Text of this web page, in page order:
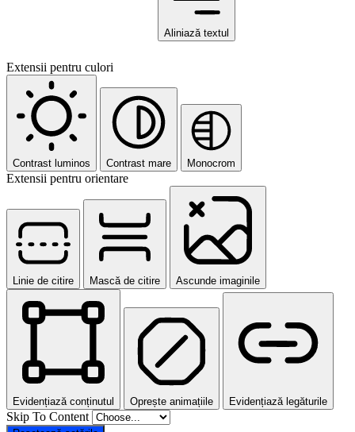
Aliniază textul
Extensii pentru culori
Contrast luminos Contrast mare Monocrom
Extensii pentru orientare
Linie de citire Mască de citire Ascunde imaginile
Evidențiază conținutul Oprește animațiile Evidențiază legăturile
Skip To Content